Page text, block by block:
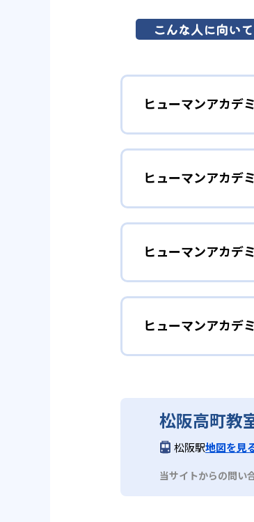
こんな人に向い
ヒューマンアカデ
1 多
ヒューマンアカデミ
室、さんすう数学教
2 専
ロボット教室の監修
隆 氏。ロボティクス
こどもプログラミン
の樋口雅一 氏。さ
で活躍する人物が監
3 全
日本全国47都道府
磋琢磨できる環境を
ヒューマンアカデ
ヒューマンアカデミ
実際にロボットを
スも子どもが楽しみ
小学校高学年
各コースはそれぞ
だ。全国大会での発
ヒューマンアカデ
ヒューマンアカデミ
界的クリエイター
教室ネットワークや
どんなデメリッ
デメリットとして
が必要な場合があ
ヒューマンアカデ
ヒューマンアカデミ
松阪高町教
松阪駅地図を見
当サイトからの問い